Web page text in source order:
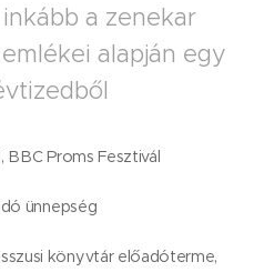
a zenekar
alapján egy
BBC Proms Fesztivál
ünnepség
könyvtár előadóterme,